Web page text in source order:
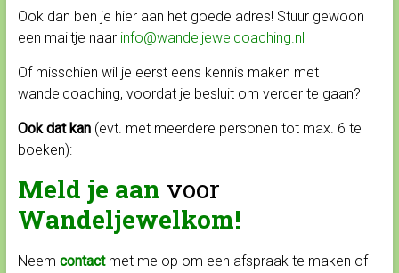
Ook dan ben je hier aan het goede adres! Stuur gewoon
een mailtje naar info@wandeljewelcoaching.nl
Of misschien wil je eerst eens kennis maken met
wandelcoaching, voordat je besluit om verder te gaan?
Ook dat kan(evt. met meerdere personen tot max. 6 te
boeken):
Meld je aan voor
Wandeljewelkom!
Neem contactmet me op om een afspraak te maken of